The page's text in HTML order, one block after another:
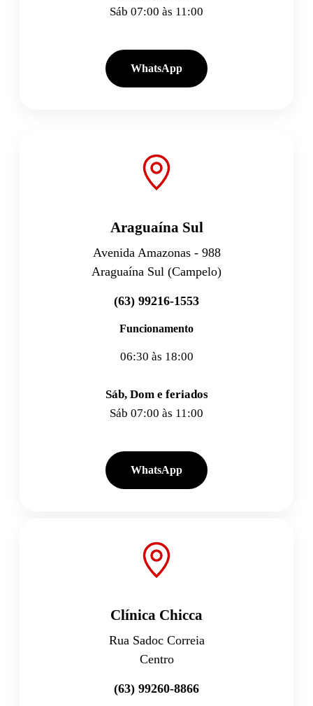
Sáb 07:00 às 11:00
WhatsApp
Araguaína Sul
Avenida Amazonas - 988
Araguaína Sul (Campelo)
(63) 99216-1553
Funcionamento
06:30 às 18:00
Sáb, Dom e feriados
Sáb 07:00 às 11:00
WhatsApp
Clínica Chicca
Rua Sadoc Correia
Centro
(63) 99260-8866